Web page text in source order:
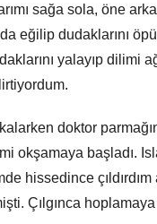
sağa sola, öne
eğilip dudaklarını
yalayıp dilimi
doktor
okşamaya başladı.
hissedince
Çılgınca hoplamaya